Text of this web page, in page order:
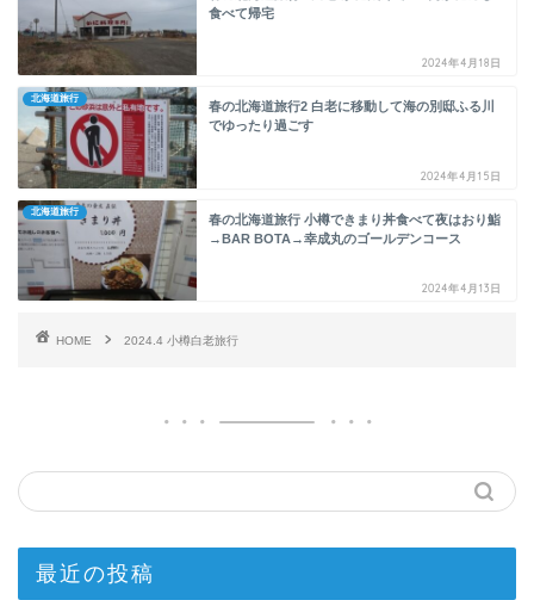
食べて帰宅
2024年4月18日
北海道旅行
春の北海道旅行2 白老に移動して海の別邸ふる川
でゆったり過ごす
2024年4月15日
北海道旅行
春の北海道旅行 小樽できまり丼食べて夜はおり鮨
→BAR BOTA→幸成丸のゴールデンコース
2024年4月13日
HOME 2024.4 小樽白老旅行
最近の投稿